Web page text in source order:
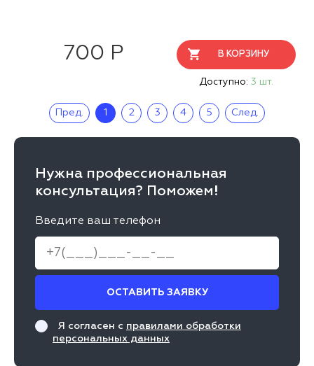
700 Р В КОРЗИНУ
Доступно: 3 шт.
Пред. 1 2 3 4 5 След.
Нужна профессиональная
консультация? Поможем!
Введите ваш телефон
ОСТАВИТЬ ЗАЯВКУ
Я согласен с правилами обработки
персональных данных